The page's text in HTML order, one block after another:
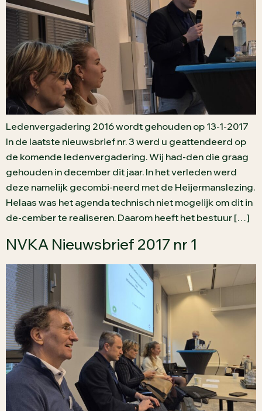
Ledenvergadering 2016 wordt gehouden op 13-1-2017
In de laatste nieuwsbrief nr. 3 werd u geattendeerd op
de komende ledenvergadering. Wij had-den die graag
gehouden in december dit jaar. In het verleden werd
deze namelijk gecombi-neerd met de Heijermanslezing.
Helaas was het agenda technisch niet mogelijk om dit in
de-cember te realiseren. Daarom heeft het bestuur […]
NVKA Nieuwsbrief 2017 nr 1